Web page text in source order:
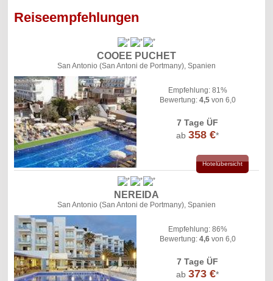
Reiseempfehlungen
COOEE PUCHET
San Antonio (San Antoni de Portmany), Spanien
Empfehlung: 81%
Bewertung: 4,5von 6,0
7 Tage ÜF
ab358 €*
Hotelübersicht
NEREIDA
San Antonio (San Antoni de Portmany), Spanien
Empfehlung: 86%
Bewertung: 4,6von 6,0
7 Tage ÜF
ab373 €*